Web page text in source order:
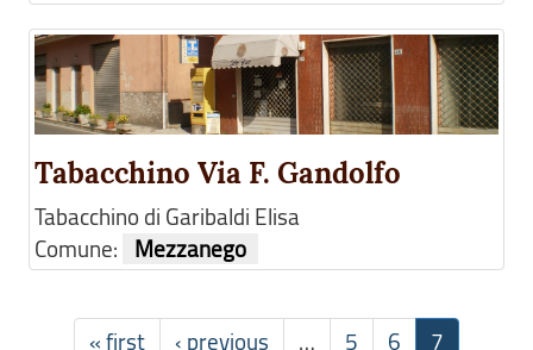
Tabacchino Via F. Gandolfo
Tabacchino di Garibaldi Elisa
Comune:
Mezzanego
« first ‹ previous … 5 6 7